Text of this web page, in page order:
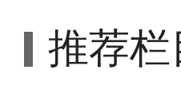
推荐栏